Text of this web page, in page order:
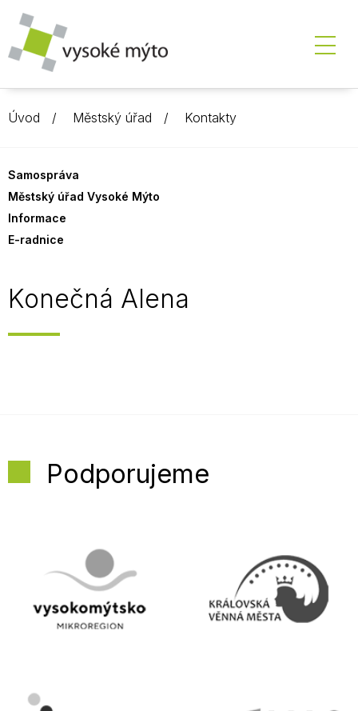
Úvod Městský úřad Kontakty
Samospráva
Městský úřad Vysoké Mýto
Informace
E-radnice
Konečná Alena
Podporujeme